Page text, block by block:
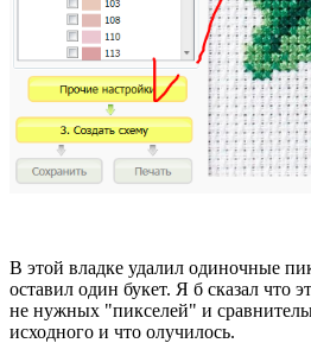
В этой владке удалил одиночные
оставил один букет. Я б сказал что
не нужных "пикселей" и
исходного и что олучилось.